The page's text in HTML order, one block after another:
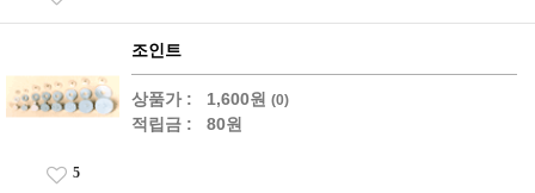
조인트
상품가 : 1,600원 (0)
적립금 : 80원
5